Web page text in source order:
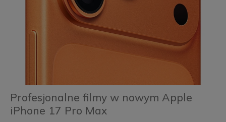
Profesjonalne filmy w nowym Apple
iPhone 17 Pro Max